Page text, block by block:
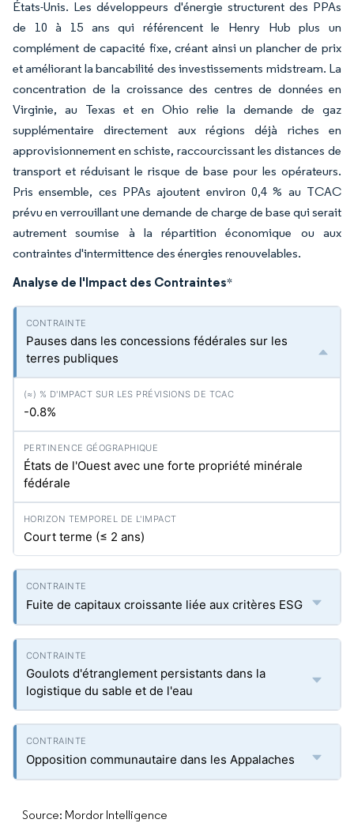
États-Unis. Les développeurs d'énergie structurent des PPAs
de 10 à 15 ans qui référencent le Henry Hub plus un
complément de capacité fixe, créant ainsi un plancher de prix
et améliorant la bancabilité des investissements midstream. La
concentration de la croissance des centres de données en
Virginie, au Texas et en Ohio relie la demande de gaz
supplémentaire directement aux régions déjà riches en
approvisionnement en schiste, raccourcissant les distances de
transport et réduisant le risque de base pour les opérateurs.
Pris ensemble, ces PPAs ajoutent environ 0,4 % au TCAC
prévu en verrouillant une demande de charge de base qui serait
autrement soumise à la répartition économique ou aux
contraintes d'intermittence des énergies renouvelables.
Analyse de l'Impact des Contraintes*
Pauses dans les concessions fédérales sur les
terres publiques
-0.8%
États de l'Ouest avec une forte propriété minérale
fédérale
Court terme (≤ 2 ans)
Fuite de capitaux croissante liée aux critères ESG
Goulots d'étranglement persistants dans la
logistique du sable et de l'eau
Opposition communautaire dans les Appalaches
Source: Mordor Intelligence